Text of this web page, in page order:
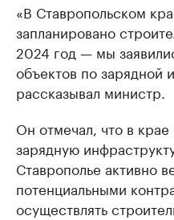
«В Ставропольском
запланировано
2024 год — мы
объектов по зарядной
рассказывал министр.
Он отмечал, что в
зарядную
Ставрополье активно
потенциальными
осуществлять